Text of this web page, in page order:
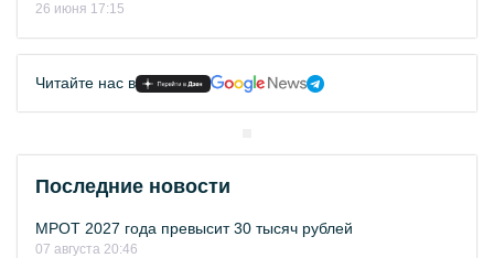
26 июня 17:15
Читайте нас в
Последние новости
МРОТ 2027 года превысит 30 тысяч рублей
07 августа 20:46